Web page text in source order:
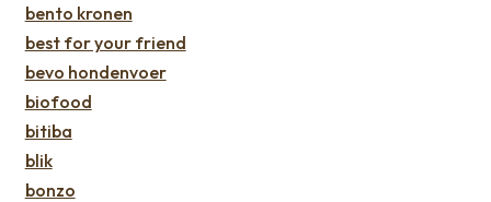
bento kronen
best for your friend
bevo hondenvoer
biofood
bitiba
blik
bonzo